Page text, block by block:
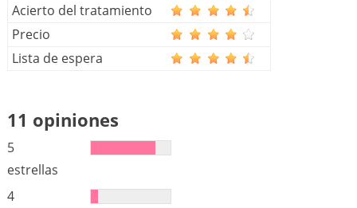
Acierto del tratamiento
Precio
Lista de espera
11 opiniones
5
estrellas
4